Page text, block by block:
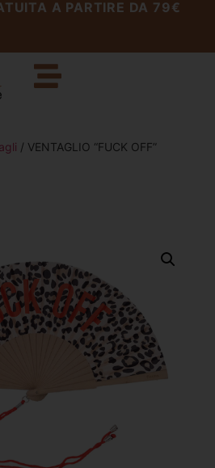
A PARTIRE DA 79€
/ VENTAGLIO “FUCK OFF”